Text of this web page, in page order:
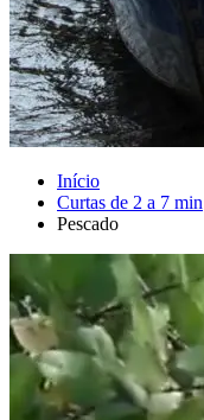
Início
Curtas de 2 a 7 min
Pescado